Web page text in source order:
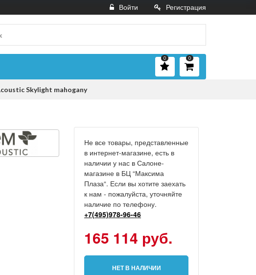
Войти Регистрация
0
0
Skylight mahogany
Не все товары, представленные
в интернет-магазине, есть в
наличии у нас в Салоне-
магазине в БЦ “Максима
Плаза“. Если вы хотите заехать
к нам - пожалуйста, уточняйте
наличие по телефону.
+7(495)978-96-46
165 114 руб.
НЕТ В НАЛИЧИИ